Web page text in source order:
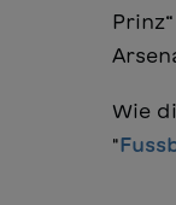
Prinz“
Wie
"